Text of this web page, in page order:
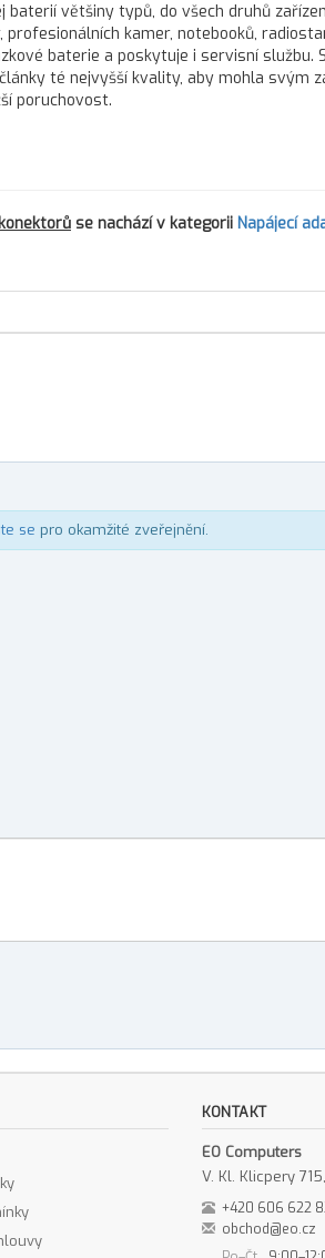
baterií většiny typů, do všech druhů
kamer, notebooků,
baterie a poskytuje i servisní službu.
té nejvyšší kvality, aby mohla svým
poruchovost.
se nachází v kategorii Napájecí
se pro okamžité zveřejnění.
KONTAKT
EO Computers
V. Kl. Klicpery
+420 606 622
obchod@eo.cz